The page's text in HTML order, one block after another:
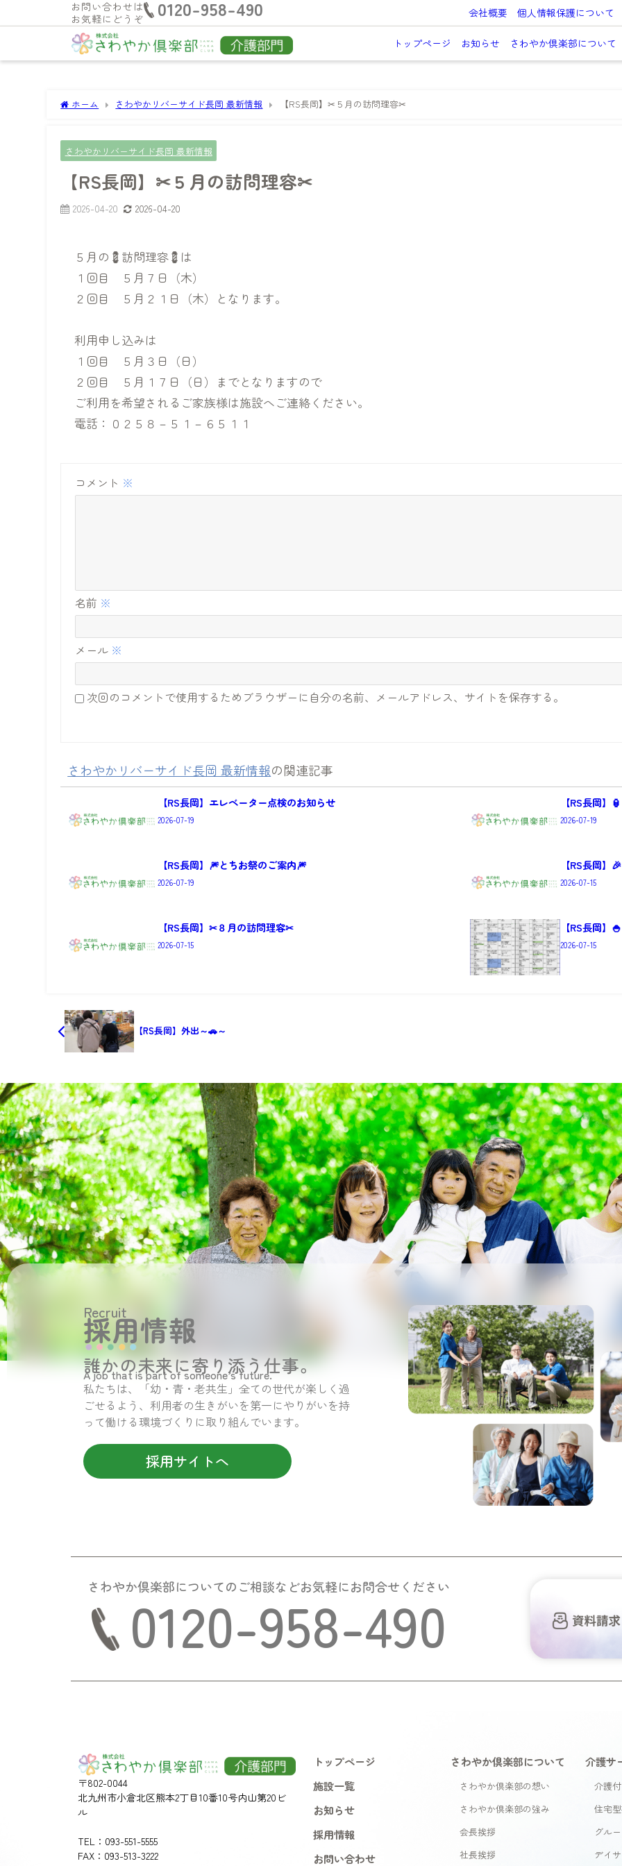
お問い合わせは
お気軽にどうぞ
0120-958-490 会社概要 個人情報保護について
トップページ お知らせ さわやか倶楽部について
ホーム さわやかリバーサイド長岡 最新情報 【RS長岡】✂５月の訪問理容✂
さわやかリバーサイド長岡 最新情報
【RS長岡】✂５月の訪問理容✂
2026-04-20 2026-04-20
５月の💈訪問理容💈は
１回目 ５月７日（木）
２回目 ５月２１日（木）となります。
利用申し込みは
１回目 ５月３日（日）
２回目 ５月１７日（日）までとなりますので
ご利用を希望されるご家族様は施設へご連絡ください。
電話：０２５８－５１－６５１１
コメント ※
名前 ※
メール ※
次回のコメントで使用するためブラウザーに自分の名前、メールアドレス、サイトを保存する。
さわやかリバーサイド長岡 最新情報の関連記事
【RS長岡】エレベーター点検のお知らせ
2026-07-19
【RS長岡】
2026-07-19
【RS長岡】🎆とちお祭のご案内🎆
2026-07-19
【RS長岡】
2026-07-15
【RS長岡】✂８月の訪問理容✂
2026-07-15
【RS長岡】
2026-07-15
【RS長岡】外出～🚗～
Recruit
採用情報
誰かの未来に寄り添う仕事。
A job that is part of someone’s future.
私たちは、「幼・青・老共生」全ての世代が楽しく過
ごせるよう、利用者の生きがいを第一にやりがいを持
って働ける環境づくりに取り組んでいます。
採用サイトへ
さわやか倶楽部についてのご相談などお気軽にお問合せください
0120-958-490
〒802-0044
北九州市小倉北区熊本2丁目10番10号内山第20ビ
ル
TEL：093-551-5555
FAX：093-513-3222
トップページ
施設一覧
お知らせ
採用情報
お問い合わせ
さわやか倶楽部について
さわやか倶楽部の想い
さわやか倶楽部の強み
会長挨拶
社長挨拶
介護サ
介護
住宅
グル
デイ